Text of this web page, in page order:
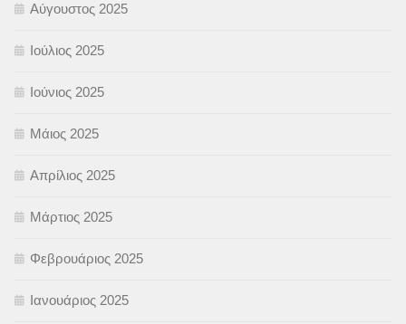
Αύγουστος 2025
Ιούλιος 2025
Ιούνιος 2025
Μάιος 2025
Απρίλιος 2025
Μάρτιος 2025
Φεβρουάριος 2025
Ιανουάριος 2025